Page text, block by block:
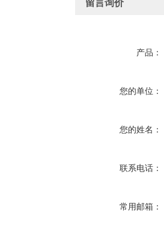
留言询价
产品：
您的单位：
您的姓名：
联系电话：
常用邮箱：